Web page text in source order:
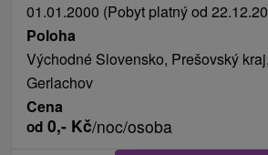
01.01.2000 (Pobyt platný od
Poloha
Východné Slovensko, Prešovský
Gerlachov
Cena
od 0,- Kč/noc/osoba